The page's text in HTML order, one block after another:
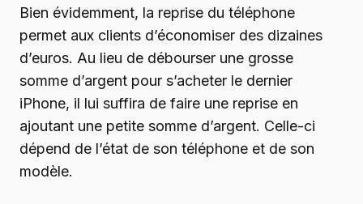
Bien évidemment, la reprise du téléphone
permet aux clients d’économiser des dizaines
d’euros. Au lieu de débourser une grosse
somme d’argent pour s’acheter le dernier
iPhone, il lui suffira de faire une reprise en
ajoutant une petite somme d’argent. Celle-ci
dépend de l’état de son téléphone et de son
modèle.